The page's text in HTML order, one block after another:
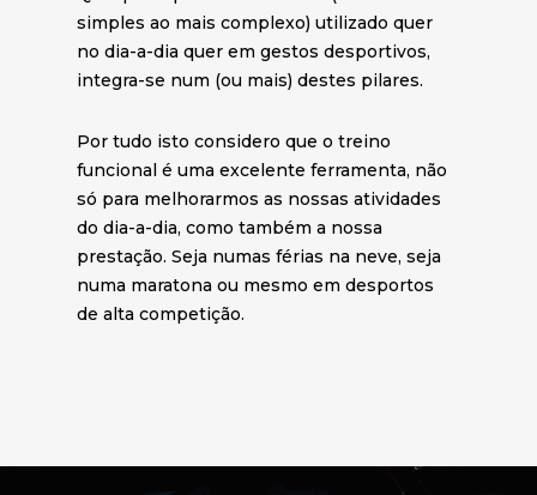
simples ao mais complexo) utilizado quer
no dia-a-dia quer em gestos desportivos,
integra-se num (ou mais) destes pilares.
Por tudo isto considero que o treino
funcional é uma excelente ferramenta, não
só para melhorarmos as nossas atividades
do dia-a-dia, como também a nossa
prestação. Seja numas férias na neve, seja
numa maratona ou mesmo em desportos
de alta competição.